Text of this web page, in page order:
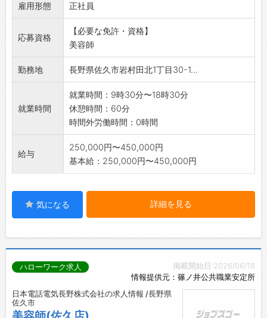
◆未経験の方でも指導いたします。お気軽にご
応募下さい。
【変更範囲:なし】
雇用形態 正社員
応募資格
【必要な免許・資格】
美容師
勤務地 長野県佐久市岩村田北1丁目30-1...
就業時間
就業時間：9時30分〜18時30分
休憩時間：60分
時間外労働時間：0時間
給与
250,000円〜450,000円
基本給：250,000円〜450,000円
気になる 詳細を見る
掲載開始日:2026/06/18
情報提供元：篠ノ井公共職業安定所
ハローワーク求人
日本電話電気長野株式会社の求人情報 /長野県
佐久市